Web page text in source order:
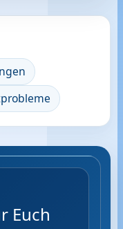
Euch